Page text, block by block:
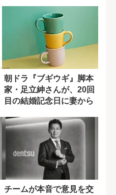
朝ドラ『ブギウギ』脚本
家・足立紳さんが、20回
目の結婚記念日に妻から
チームが本音で意見を交